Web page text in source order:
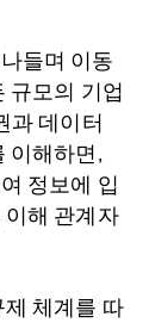
들며 이동
규모의 기업
과 데이터
이해하면,
정보에 입
해 관계자
체계를 따